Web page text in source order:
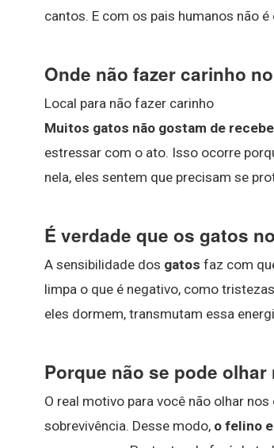
cantos. E com os pais humanos não
Onde não fazer carinho
Local para não fazer carinho
Muitos gatos não gostam de
estressar com o ato. Isso ocorre
nela, eles sentem que precisam se
É verdade que os gatos
A sensibilidade dos gatos faz com
limpa o que é negativo, como
eles dormem, transmutam essa
Porque não se pode
O real motivo para você não olhar
sobrevivência. Desse modo, o felino